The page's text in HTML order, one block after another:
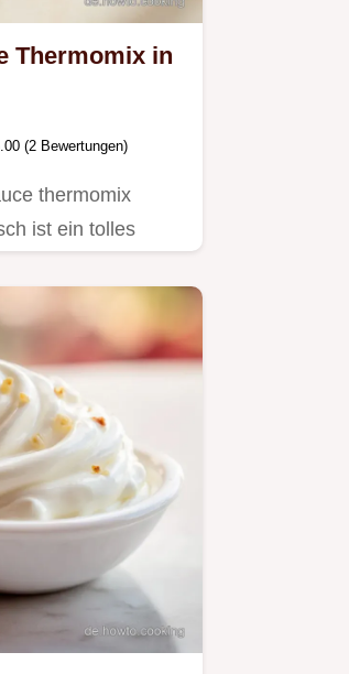
Thermomix in
(2 Bewertungen)
thermomix
ist ein tolles